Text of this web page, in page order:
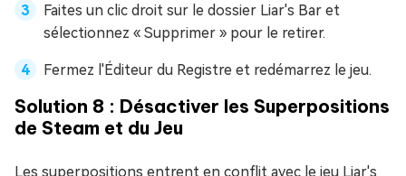
Faites un clic droit sur le dossier Liar's Bar et
sélectionnez « Supprimer » pour le retirer.
Fermez l'Éditeur du Registre et redémarrez le jeu.
Solution 8 : Désactiver les Superpositions
de Steam et du Jeu
Les superpositions entrent en conflit avec le jeu Liar's